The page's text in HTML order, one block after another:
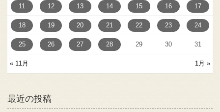
« 11月 1月 »
11 12 13 14 15 16 17
18 19 20 21 22 23 24
25 26 27 28 29 30 31
最近の投稿